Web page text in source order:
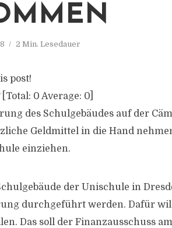
2 Min. Lesedauer
post!
[Total: 0 Average: 0
des Schulgebäudes auf der
Geldmittel in die Hand
einziehen.
der Unischule in
durchgeführt werden. Dafür
Das soll der Finanzausschuss